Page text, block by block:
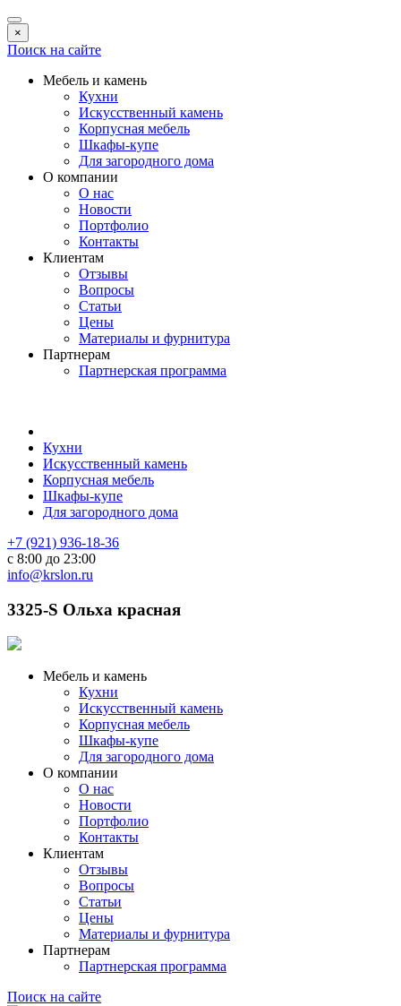
×
Поиск на сайте
Мебель и камень
Кухни
Искусственный камень
Корпусная мебель
Шкафы-купе
Для загородного дома
О компании
О нас
Новости
Портфолио
Контакты
Клиентам
Отзывы
Вопросы
Статьи
Цены
Материалы и фурнитура
Партнерам
Партнерская программа
Кухни
Искусственный камень
Корпусная мебель
Шкафы-купе
Для загородного дома
+7 (921) 936-18-36
с 8:00 до 23:00
info@krslon.ru
3325-S Ольха красная
Мебель и камень
Кухни
Искусственный камень
Корпусная мебель
Шкафы-купе
Для загородного дома
О компании
О нас
Новости
Портфолио
Контакты
Клиентам
Отзывы
Вопросы
Статьи
Цены
Материалы и фурнитура
Партнерам
Партнерская программа
Поиск на сайте